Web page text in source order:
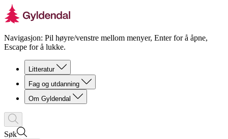
Navigasjon: Pil høyre/venstre mellom menyer, Enter for å åpne,
Escape for å lukke.
Litteratur
Fag og utdanning
Om Gyldendal
Søk